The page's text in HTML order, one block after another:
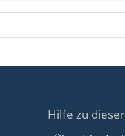
Hilfe zu